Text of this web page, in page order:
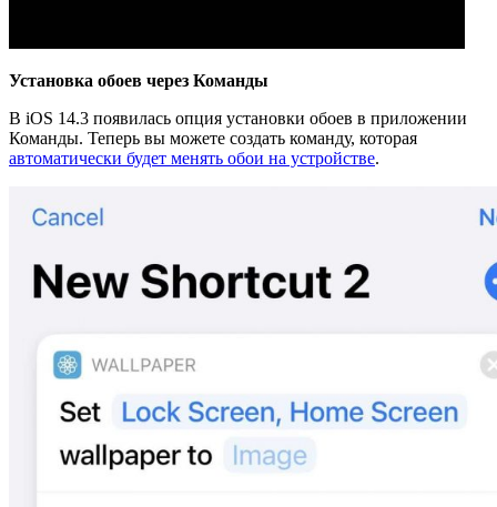
Установка обоев через Команды
В iOS 14.3 появилась опция установки обоев в приложении
Команды. Теперь вы можете создать команду, которая
автоматически будет менять обои на устройстве.